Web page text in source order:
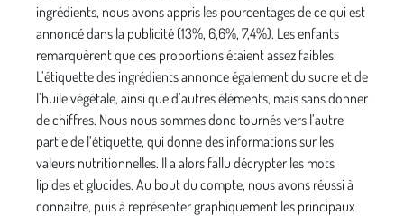
ingrédients, nous avons appris les pourcentages de ce qui est
annoncé dans la publicité (13%, 6,6%, 7,4%). Les enfants
remarquèrent que ces proportions étaient assez faibles.
L’étiquette des ingrédients annonce également du sucre et de
l’huile végétale, ainsi que d’autres éléments, mais sans donner
de chiffres. Nous nous sommes donc tournés vers l’autre
partie de l’étiquette, qui donne des informations sur les
valeurs nutritionnelles. Il a alors fallu décrypter les mots
lipides et glucides. Au bout du compte, nous avons réussi à
connaitre, puis à représenter graphiquement les principaux